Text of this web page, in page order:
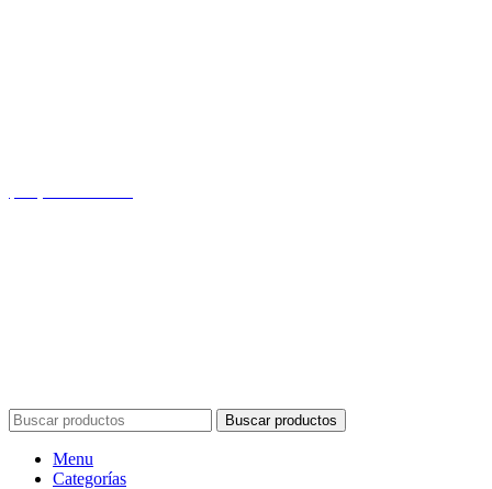
Buscar productos
Menu
Categorías